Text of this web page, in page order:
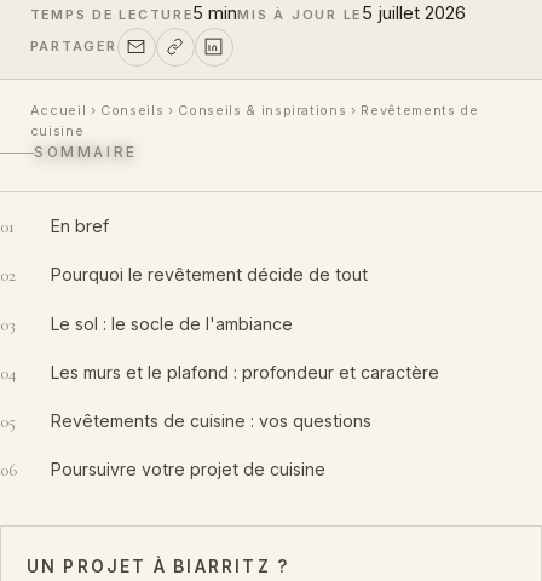
TEMPS DE LECTURE5 minMIS À JOUR LE 5 juillet 2026
PARTAGER
Accueil › Conseils › Conseils & inspirations › Revêtements de
cuisine
SOMMAIRE
01 En bref
02 Pourquoi le revêtement décide de tout
03 Le sol : le socle de l'ambiance
04 Les murs et le plafond : profondeur et caractère
05 Revêtements de cuisine : vos questions
06 Poursuivre votre projet de cuisine
UN PROJET À BIARRITZ ?